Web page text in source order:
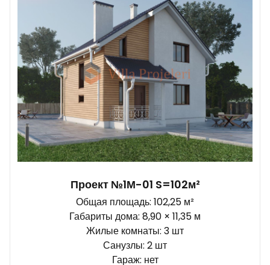
Проект №1М-01 S=102м²
Общая площадь: 102,25 м²
Габариты дома: 8,90 × 11,35 м
Жилые комнаты: 3 шт
Санузлы: 2 шт
Гараж: нет